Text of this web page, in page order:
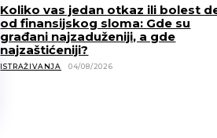
Koliko vas jedan otkaz ili bolest
od finansijskog sloma: Gde su
građani najzaduženiji, a gde
najzaštićeniji?
ISTRAŽIVANJA 04/08/2026